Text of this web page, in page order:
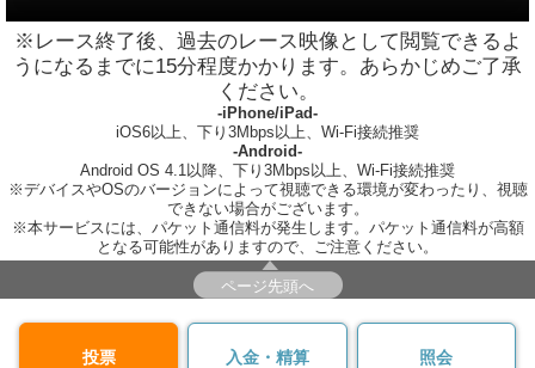
※レース終了後、過去のレース映像として閲覧できるよ
うになるまでに15分程度かかります。あらかじめご了承
ください。
-iPhone/iPad-
iOS6以上、下り3Mbps以上、Wi-Fi接続推奨
-Android-
Android OS 4.1以降、下り3Mbps以上、Wi-Fi接続推奨
※デバイスやOSのバージョンによって視聴できる環境が変わったり、視聴
できない場合がございます。
※本サービスには、パケット通信料が発生します。パケット通信料が高額
となる可能性がありますので、ご注意ください。
ページ先頭へ
投票 入金・精算 照会